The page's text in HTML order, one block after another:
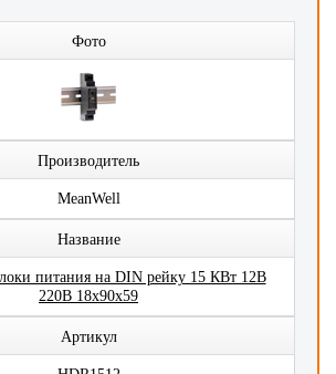
Фото
Производитель
MeanWell
Название
питания на DIN рейку 15 КВт 12В
220В 18x90x59
Артикул